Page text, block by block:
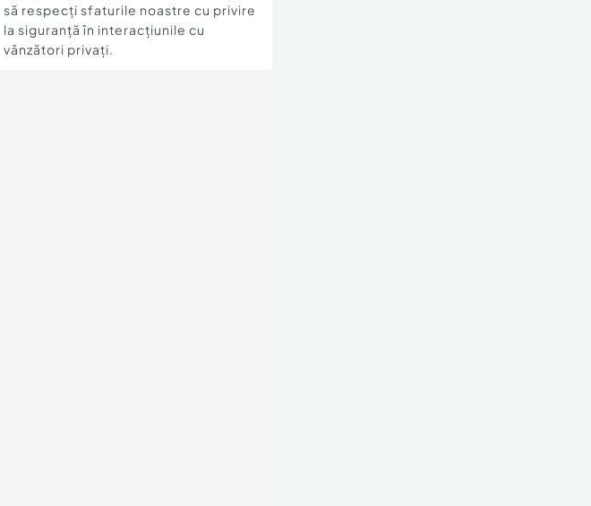
să respecți sfaturile noastre cu privire
la siguranță în interacțiunile cu
vânzători privați.